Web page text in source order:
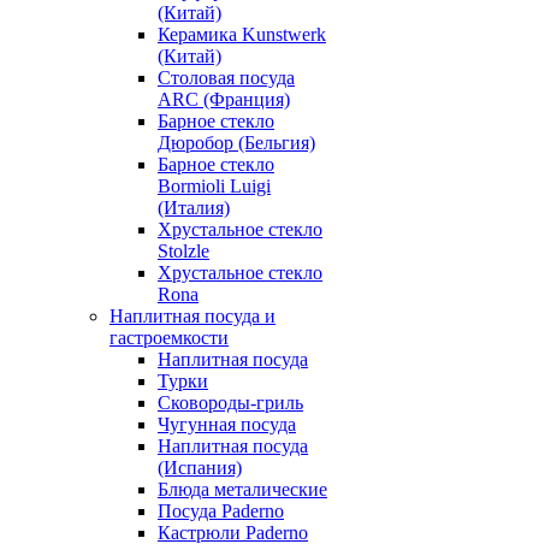
(Китай)
Керамика Kunstwerk
(Китай)
Столовая посуда
ARC (Франция)
Барное стекло
Дюробор (Бельгия)
Барное стекло
Bormioli Luigi
(Италия)
Хрустальное стекло
Stolzle
Хрустальное стекло
Rona
Наплитная посуда и
гастроемкости
Наплитная посуда
Турки
Сковороды-гриль
Чугунная посуда
Наплитная посуда
(Испания)
Блюда металические
Посуда Paderno
Кастрюли Paderno